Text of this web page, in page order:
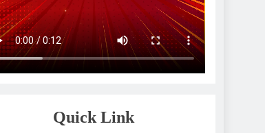
Quick Link